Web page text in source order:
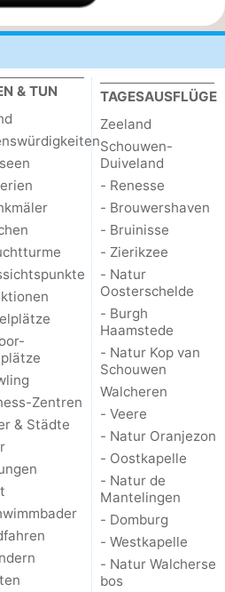
& TUN
Zentren
& Städte
TAGESAUSFLÜGE
Zeeland
Schouwen-
Duiveland
- Renesse
- Brouwershaven
- Bruinisse
- Zierikzee
- Natur
Oosterschelde
- Burgh
Haamstede
- Natur Kop van
Schouwen
Walcheren
- Veere
- Natur Oranjezon
- Oostkapelle
- Natur de
Mantelingen
- Domburg
- Westkapelle
- Natur Walcherse
bos